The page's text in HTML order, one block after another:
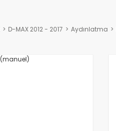
D-MAX 2012 - 2017 Aydınlatma